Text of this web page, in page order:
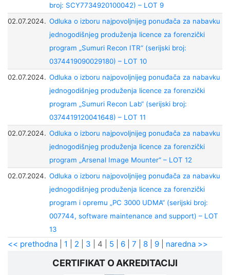
broj: SCY7734920100042) – LOT 9
02.07.2024. Odluka o izboru najpovoljnijeg ponuđača za nabavku
jednogodišnjeg produženja licence za forenzički
program „Sumuri Recon ITR“ (serijski broj:
0374419090029180) – LOT 10
02.07.2024. Odluka o izboru najpovoljnijeg ponuđača za nabavku
jednogodišnjeg produženja licence za forenzički
program „Sumuri Recon Lab“ (serijski broj:
0374419120041648) – LOT 11
02.07.2024. Odluka o izboru najpovoljnijeg ponuđača za nabavku
jednogodišnjeg produženja licence za forenzički
program „Arsenal Image Mounter“ – LOT 12
02.07.2024. Odluka o izboru najpovoljnijeg ponuđača za nabavku
jednogodišnjeg produženja licence za forenzički
program i opremu „PC 3000 UDMA“ (serijski broj:
007744, software maintenance and support) – LOT
13
<< prethodna 1 2 3 4 5 6 7 8 9 naredna >>
CERTIFIKAT O AKREDITACIJI